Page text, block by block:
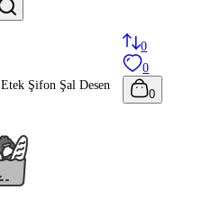
0
0
0
Etek Şifon Şal Desen